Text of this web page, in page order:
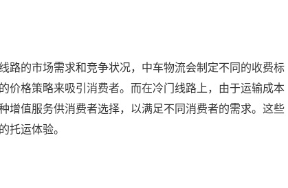
路的市场需求和竞争状况，中车物流会制定不同的收费标
价格策略来吸引消费者。而在冷门线路上，由于运输成本
增值服务供消费者选择，以满足不同消费者的需求。这些
托运体验。